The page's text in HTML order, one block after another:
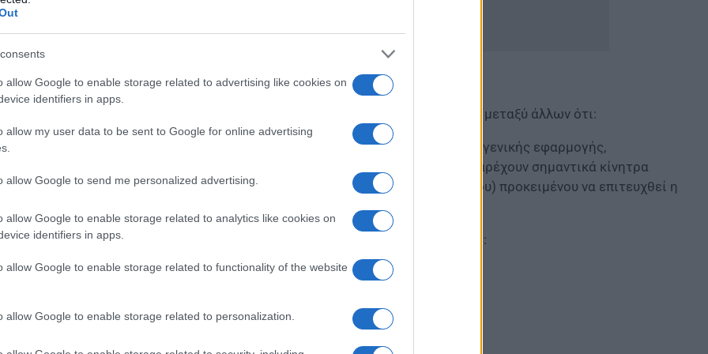
allow Google to enable storage related to advertising like cookies on
identifiers in apps.
allow my user data to be sent to Google for online advertising
allow Google to send me personalized advertising.
allow Google to enable storage related to analytics like cookies on
identifiers in apps.
allow Google to enable storage related to functionality of the website
allow Google to enable storage related to personalization.
τέλος, πως η θέση του ΤΕΕ (Τεχνικό Επιμελητήριο Ελλάδας) είναι μεταξύ άλλων ότι:
περισσότερα και μεγαλύτερα ευρωπαϊκά κράτη έχουν θεσπισθεί διατάξεις γενικής εφαρμογής,
με τις αμφισβητούμενες από τους αιτούντες διατάξεις, οι οποίες παρέχουν σημαντικά κίνητρα
αύξηση του επιτρεπόμενου ύψους και των συντελεστών δόμησης και όγκου) προκειμένου να επιτευχθεί η
την πλευρά της η Κεντρική Ένωση Δήμων και Κοινοτήτων (ΚΕΔΕ) σημειώνει: